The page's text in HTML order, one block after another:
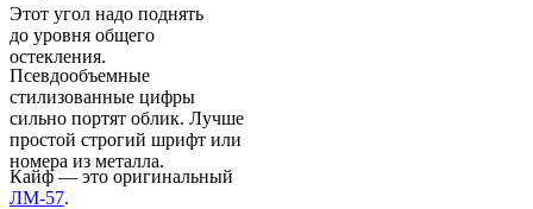
Этот угол надо поднять
до уровня общего
остекления.
Псевдообъемные
стилизованные цифры
сильно портят облик. Лучше
простой строгий шрифт или
номера из металла.
Кайф — это оригинальный
ЛМ-57.